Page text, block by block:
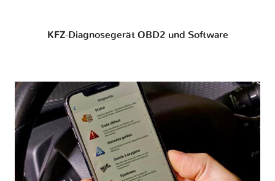
KFZ-Diagnosegerät OBD2 und Software